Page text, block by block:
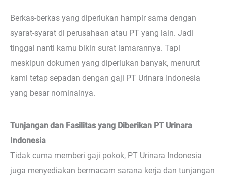
Berkas-berkas yang diperlukan hampir sama dengan
syarat-syarat di perusahaan atau PT yang lain. Jadi
tinggal nanti kamu bikin surat lamarannya. Tapi
meskipun dokumen yang diperlukan banyak, menurut
kami tetap sepadan dengan gaji PT Urinara Indonesia
yang besar nominalnya.
Tunjangan dan Fasilitas yang Diberikan PT Urinara
Indonesia
Tidak cuma memberi gaji pokok, PT Urinara Indonesia
juga menyediakan bermacam sarana kerja dan tunjangan